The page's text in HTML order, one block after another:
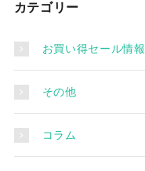
カテゴリー
お買い得セール情報
その他
コラム